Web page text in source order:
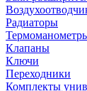
Радиаторы
Клапаны
Ключи
Переходники
Комплекты